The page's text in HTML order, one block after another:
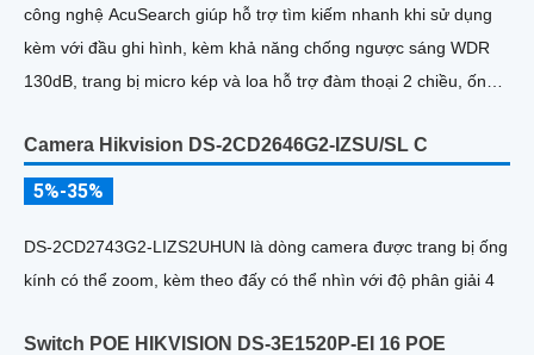
công nghệ AcuSearch giúp hỗ trợ tìm kiếm nhanh khi sử dụng
kèm với đầu ghi hình, kèm khả năng chống ngược sáng WDR
130dB, trang bị micro kép và loa hỗ trợ đàm thoại 2 chiều, ống
Camera Hikvision DS-2CD2646G2-IZSU/SL C
5%-35%
DS-2CD2743G2-LIZS2UHUN là dòng camera được trang bị ống
kính có thể zoom, kèm theo đấy có thể nhìn với độ phân giải 4
Switch POE HIKVISION DS-3E1520P-EI 16 POE